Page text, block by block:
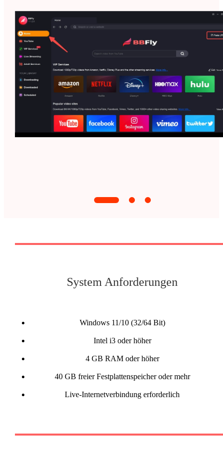
System Anforderungen
Windows 11/10 (32/64 Bit)
Intel i3 oder höher
4 GB RAM oder höher
40 GB freier Festplattenspeicher oder mehr
Live-Internetverbindung erforderlich